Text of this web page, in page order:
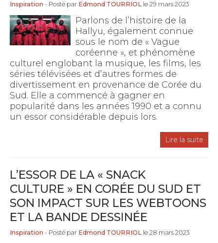
Inspiration - Posté par Edmond TOURRIOL le 29 mars 2023
Parlons de l’histoire de la
Hallyu, également connue
sous le nom de « Vague
coréenne », et phénomène
culturel englobant la musique, les films, les
séries télévisées et d’autres formes de
divertissement en provenance de Corée du
Sud. Elle a commencé à gagner en
popularité dans les années 1990 et a connu
un essor considérable depuis lors.
Lire la suite
L’ESSOR DE LA « SNACK
CULTURE » EN CORÉE DU SUD ET
SON IMPACT SUR LES WEBTOONS
ET LA BANDE DESSINÉE
Inspiration - Posté par Edmond TOURRIOL le 28 mars 2023